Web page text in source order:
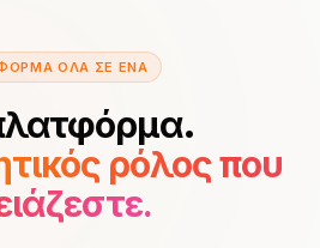
ΟΛΑ ΣΕ ΕΝΑ
ρόλος που